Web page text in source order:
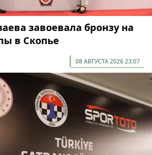
завоевала бронзу на
в Скопье
08 АВГУСТА 2026 23:07